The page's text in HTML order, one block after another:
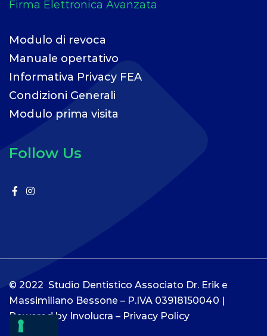
Modulo di revoca
Manuale opertativo
Informativa Privacy FEA
Condizioni Generali
Modulo prima visita
Follow Us
© 2022 Studio Dentistico Associato Dr. Erik e
Massimiliano Bessone – P.IVA 03918150040 |
Powered by Involucra – Privacy Policy